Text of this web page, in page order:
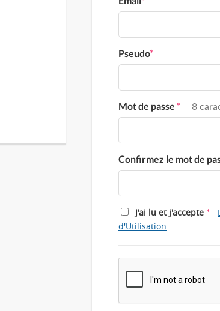
Pseudo*
Mot de passe * 8
Confirmez le mot de
J'ai lu et j'accepte *
d'Utilisation